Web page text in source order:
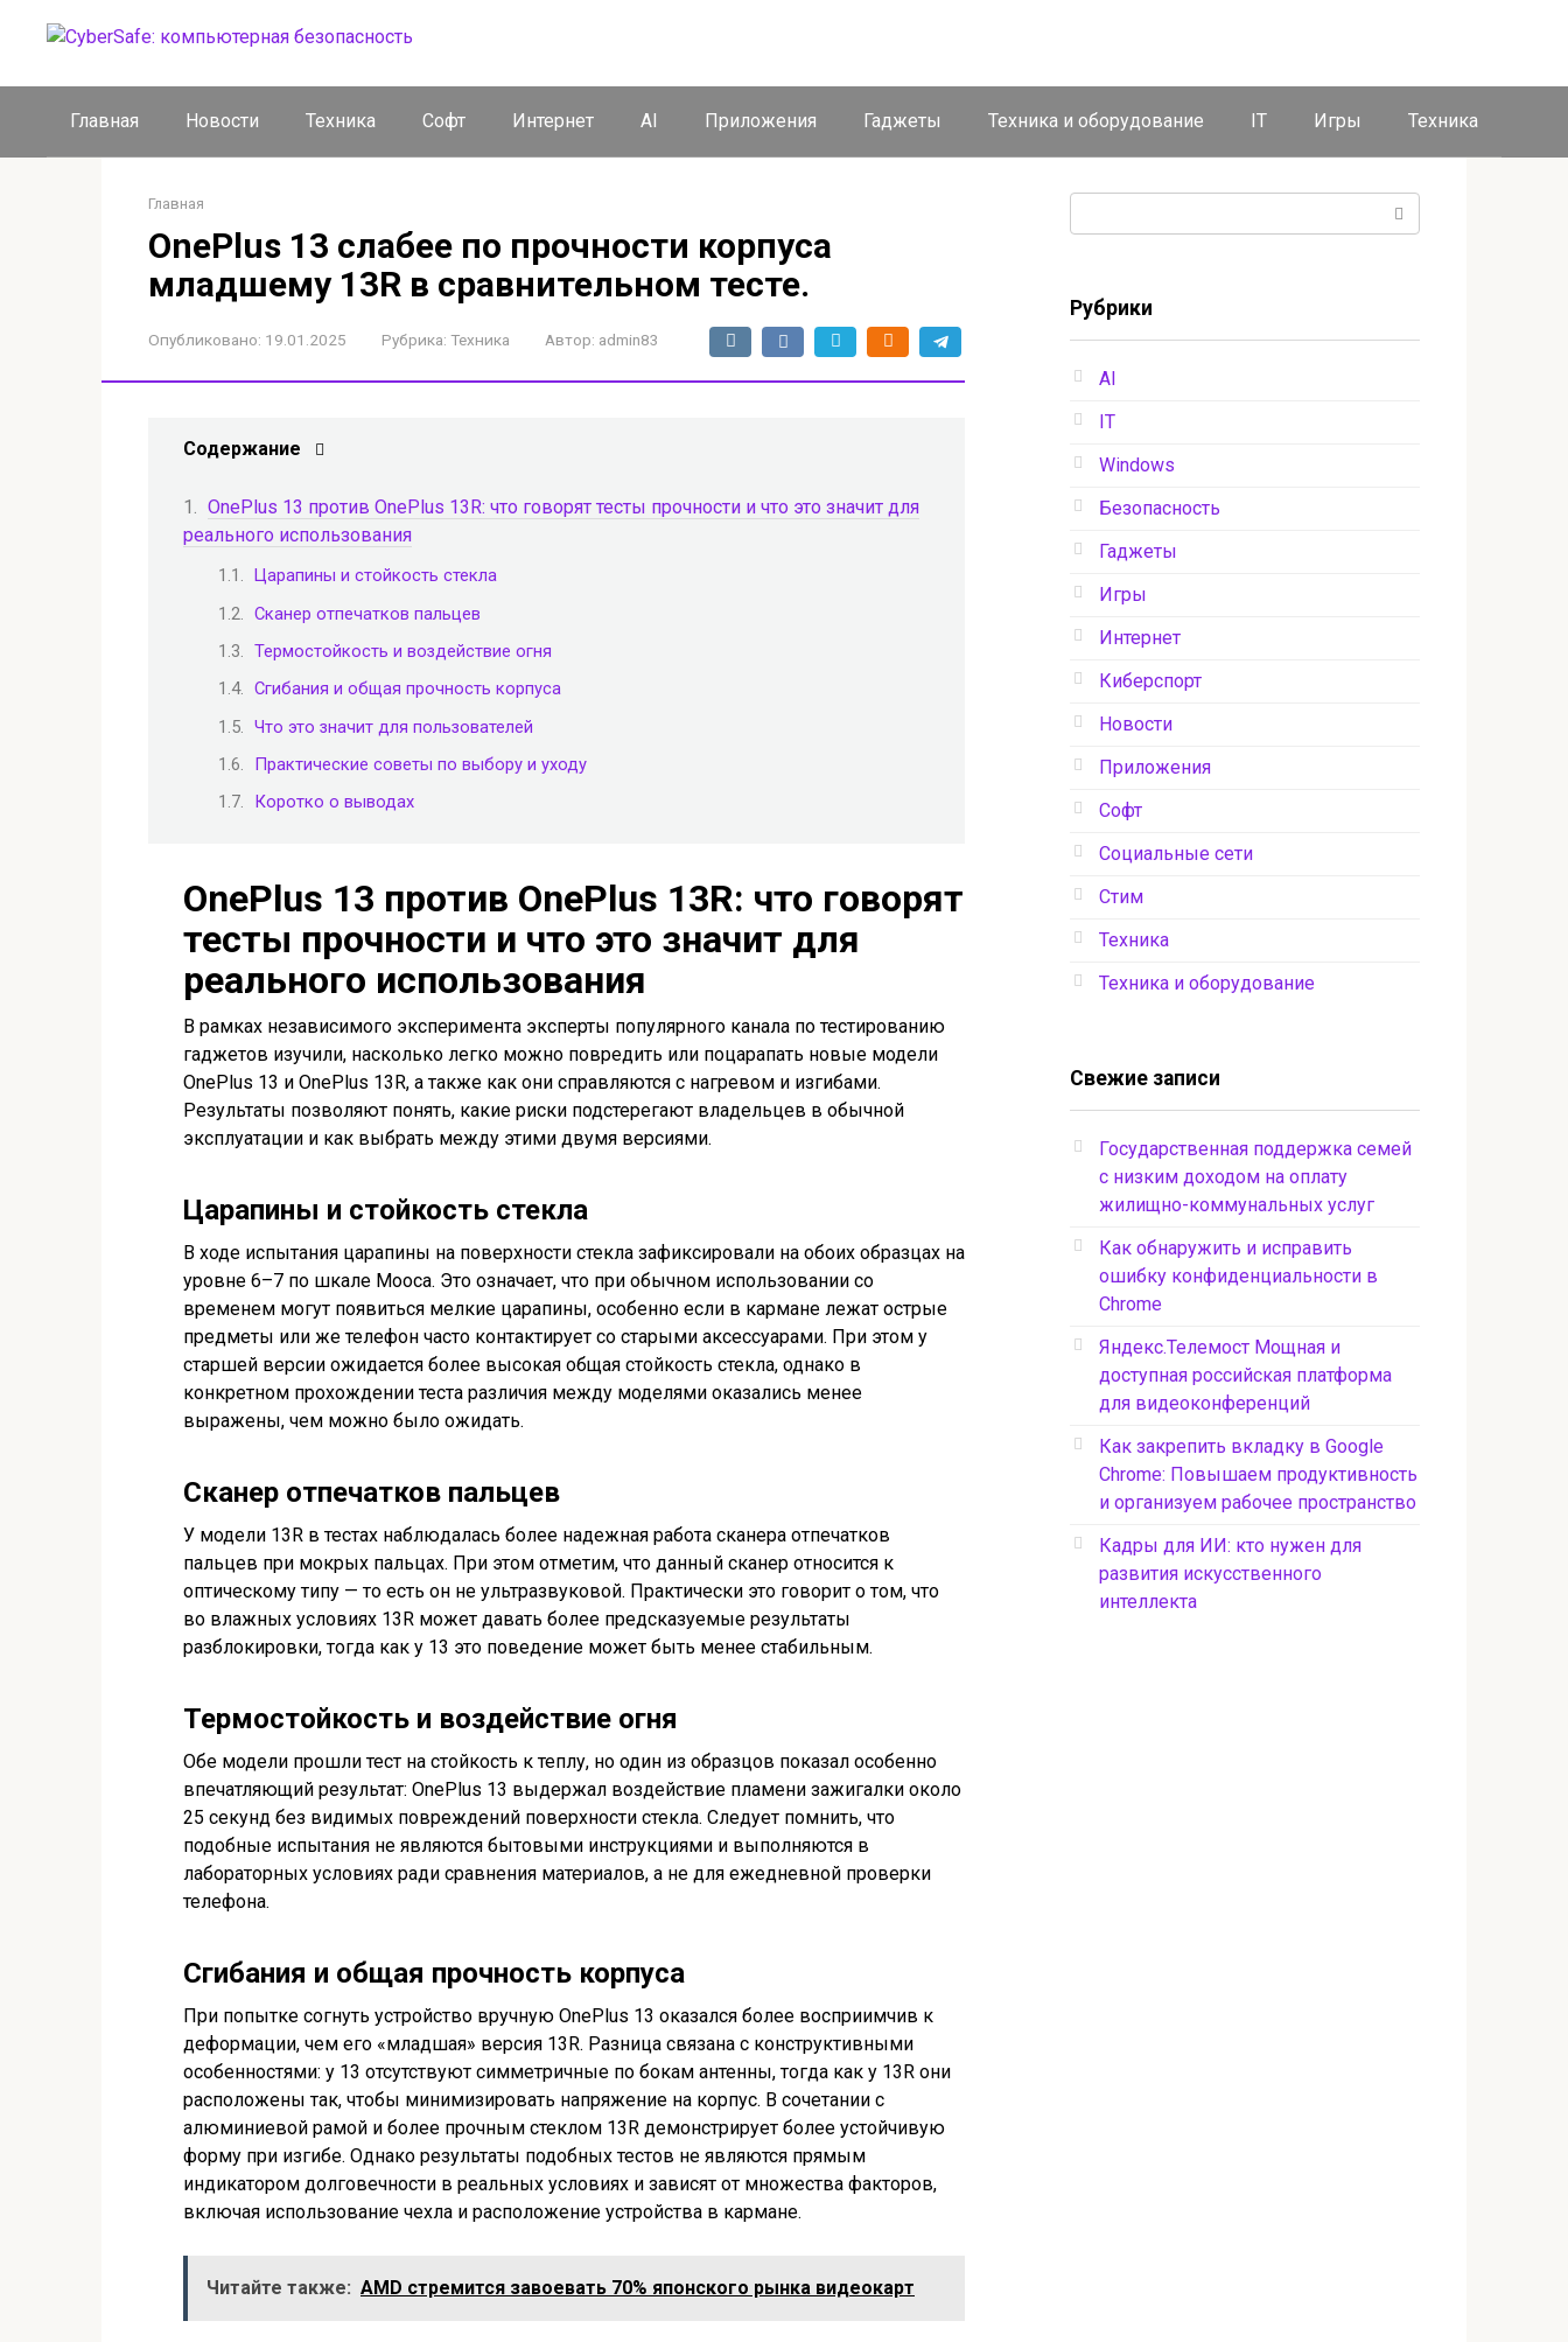
Главная Новости Техника Софт Интернет AI Приложения Гаджеты Техника и оборудование IT Игры Техника
Главная
OnePlus 13 слабее по прочности корпуса
младшему 13R в сравнительном тесте.
Опубликовано: 19.01.2025 Рубрика: Техника Автор: admin83
Содержание
OnePlus 13 против OnePlus 13R: что говорят тесты прочности и что это значит для
реального использования
Царапины и стойкость стекла
Сканер отпечатков пальцев
Термостойкость и воздействие огня
Сгибания и общая прочность корпуса
Что это значит для пользователей
Практические советы по выбору и уходу
Коротко о выводах
OnePlus 13 против OnePlus 13R: что говорят
тесты прочности и что это значит для
реального использования
В рамках независимого эксперимента эксперты популярного канала по тестированию
гаджетов изучили, насколько легко можно повредить или поцарапать новые модели
OnePlus 13 и OnePlus 13R, а также как они справляются с нагревом и изгибами.
Результаты позволяют понять, какие риски подстерегают владельцев в обычной
эксплуатации и как выбрать между этими двумя версиями.
Царапины и стойкость стекла
В ходе испытания царапины на поверхности стекла зафиксировали на обоих образцах на
уровне 6–7 по шкале Мооса. Это означает, что при обычном использовании со
временем могут появиться мелкие царапины, особенно если в кармане лежат острые
предметы или же телефон часто контактирует со старыми аксессуарами. При этом у
старшей версии ожидается более высокая общая стойкость стекла, однако в
конкретном прохождении теста различия между моделями оказались менее
выражены, чем можно было ожидать.
Сканер отпечатков пальцев
У модели 13R в тестах наблюдалась более надежная работа сканера отпечатков
пальцев при мокрых пальцах. При этом отметим, что данный сканер относится к
оптическому типу — то есть он не ультразвуковой. Практически это говорит о том, что
во влажных условиях 13R может давать более предсказуемые результаты
разблокировки, тогда как у 13 это поведение может быть менее стабильным.
Термостойкость и воздействие огня
Обе модели прошли тест на стойкость к теплу, но один из образцов показал особенно
впечатляющий результат: OnePlus 13 выдержал воздействие пламени зажигалки около
25 секунд без видимых повреждений поверхности стекла. Следует помнить, что
подобные испытания не являются бытовыми инструкциями и выполняются в
лабораторных условиях ради сравнения материалов, а не для ежедневной проверки
телефона.
Сгибания и общая прочность корпуса
При попытке согнуть устройство вручную OnePlus 13 оказался более восприимчив к
деформации, чем его «младшая» версия 13R. Разница связана с конструктивными
особенностями: у 13 отсутствуют симметричные по бокам антенны, тогда как у 13R они
расположены так, чтобы минимизировать напряжение на корпус. В сочетании с
алюминиевой рамой и более прочным стеклом 13R демонстрирует более устойчивую
форму при изгибе. Однако результаты подобных тестов не являются прямым
индикатором долговечности в реальных условиях и зависят от множества факторов,
включая использование чехла и расположение устройства в кармане.
Читайте также: AMD стремится завоевать 70% японского рынка видеокарт
Рубрики
AI
IT
Windows
Безопасность
Гаджеты
Игры
Интернет
Киберспорт
Новости
Приложения
Софт
Социальные сети
Стим
Техника
Техника и оборудование
Свежие записи
Государственная поддержка семей
с низким доходом на оплату
жилищно-коммунальных услуг
Как обнаружить и исправить
ошибку конфиденциальности в
Chrome
Яндекс.Телемост Мощная и
доступная российская платформа
для видеоконференций
Как закрепить вкладку в Google
Chrome: Повышаем продуктивность
и организуем рабочее пространство
Кадры для ИИ: кто нужен для
развития искусственного
интеллекта